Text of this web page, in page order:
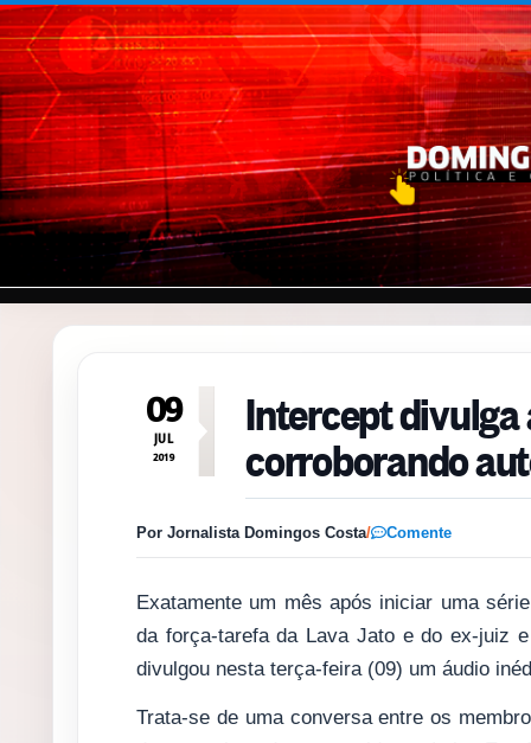
Pular para o conteúdo
09
JUL
2019
Intercept divulga
corroborando
Por Jornalista Domingos Costa/ Comente
Exatamente um mês após iniciar uma
da força-tarefa da Lava Jato e do ex-juiz
divulgou nesta terça-feira (09) um áudio
Trata-se de uma conversa entre os